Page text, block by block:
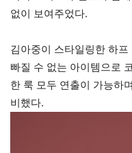
없이 보여주었다.
김아중이 스타일링한 하
빠질 수 없는 아이템으로
한 룩 모두 연출이 가능하
비했다.